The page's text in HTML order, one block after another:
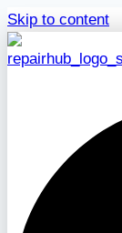
Skip to content